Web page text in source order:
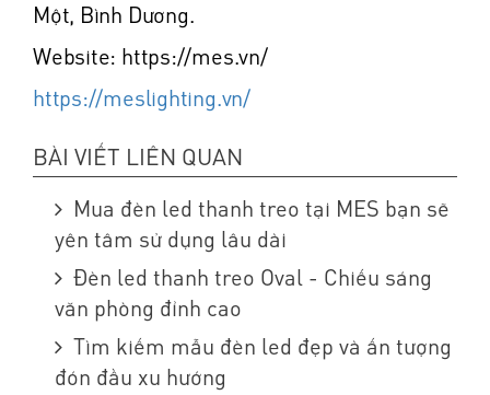
Một, Bình Dương.
Website: https://mes.vn/
https://meslighting.vn/
BÀI VIẾT LIÊN QUAN
Mua đèn led thanh treo tại MES bạn sẽ
yên tâm sử dụng lâu dài
Đèn led thanh treo Oval - Chiếu sáng
văn phòng đỉnh cao
Tìm kiếm mẫu đèn led đẹp và ấn tượng
đón đầu xu hướng